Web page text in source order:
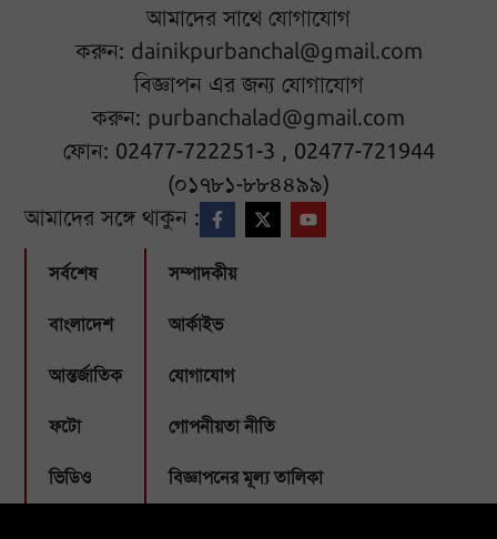
আমাদের সাথে যোগাযোগ
করুন: dainikpurbanchal@gmail.com
বিজ্ঞাপন এর জন্য যোগাযোগ
করুন: purbanchalad@gmail.com
ফোন: 02477-722251-3 , 02477-721944
(০১৭৮১-৮৮৪৪৯৯)
আমাদের সঙ্গে থাকুন :
সর্বশেষ
বাংলাদেশ
আন্তর্জাতিক
ফটো
ভিডিও
সম্পাদকীয়
আর্কাইভ
যোগাযোগ
গোপনীয়তা নীতি
বিজ্ঞাপনের মূল্য তালিকা